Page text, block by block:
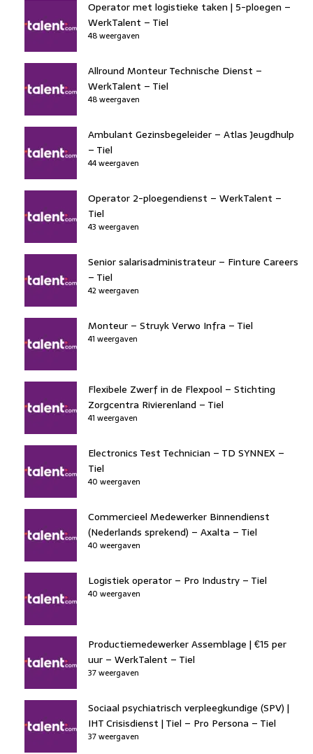
Operator met logistieke taken | 5-ploegen –
WerkTalent – Tiel
48 weergaven
Allround Monteur Technische Dienst –
WerkTalent – Tiel
48 weergaven
Ambulant Gezinsbegeleider – Atlas Jeugdhulp
– Tiel
44 weergaven
Operator 2-ploegendienst – WerkTalent –
Tiel
43 weergaven
Senior salarisadministrateur – Finture Careers
– Tiel
42 weergaven
Monteur – Struyk Verwo Infra – Tiel
41 weergaven
Flexibele Zwerf in de Flexpool – Stichting
Zorgcentra Rivierenland – Tiel
41 weergaven
Electronics Test Technician – TD SYNNEX –
Tiel
40 weergaven
Commercieel Medewerker Binnendienst
(Nederlands sprekend) – Axalta – Tiel
40 weergaven
Logistiek operator – Pro Industry – Tiel
40 weergaven
Productiemedewerker Assemblage | €15 per
uur – WerkTalent – Tiel
37 weergaven
Sociaal psychiatrisch verpleegkundige (SPV) |
IHT Crisisdienst | Tiel – Pro Persona – Tiel
37 weergaven